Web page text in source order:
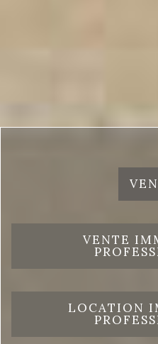
VENTE
LOCATION